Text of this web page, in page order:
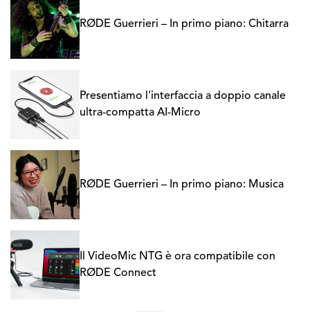
RØDE Guerrieri – In primo piano: Chitarra
Presentiamo l'interfaccia a doppio canale
ultra-compatta AI-Micro
RØDE Guerrieri – In primo piano: Musica
Il VideoMic NTG è ora compatibile con
RØDE Connect